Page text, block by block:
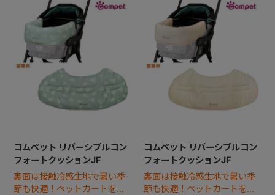
コムペット リバーシブルコン
フォートクッションJF
裏面は接触冷感生地で暑い季
節も快適！ペットカートをお
コムペット リバーシブルコン
フォートクッションJF
裏面は接触冷感生地で暑い季
節も快適！ペットカートをお